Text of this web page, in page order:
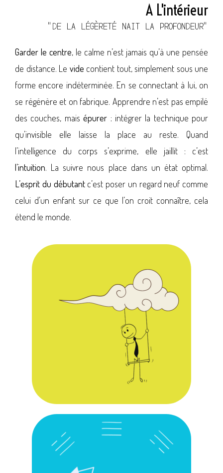
A L'intérieur
"DE LA LÉGÈRETÉ NAIT LA PROFONDEUR"
Garder le centre, le calme n’est jamais qu’à une pensée
de distance. Le vide contient tout, simplement sous une
forme encore indéterminée. En se connectant à lui, on
se régénère et on fabrique. Apprendre n’est pas empilé
des couches, maisépurer : intégrer la technique pour
qu’invisible elle laisse la place au reste. Quand
l’intelligence du corps s’exprime, elle jaillit : c’est
l’intuition. La suivre nous place dans un état optimal.
L’esprit du débutantc’est poser un regard neuf comme
celui d’un enfant sur ce que l’on croit connaître, cela
étend le monde.